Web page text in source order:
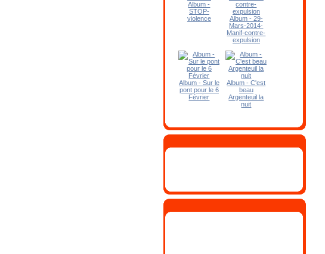
Album -
STOP-
violence
Album - 29-
Mars-2014-
Manif-contre-
expulsion
Album - Sur le
pont pour le 6
Février
Album - C'est
beau
Argenteuil la
nuit